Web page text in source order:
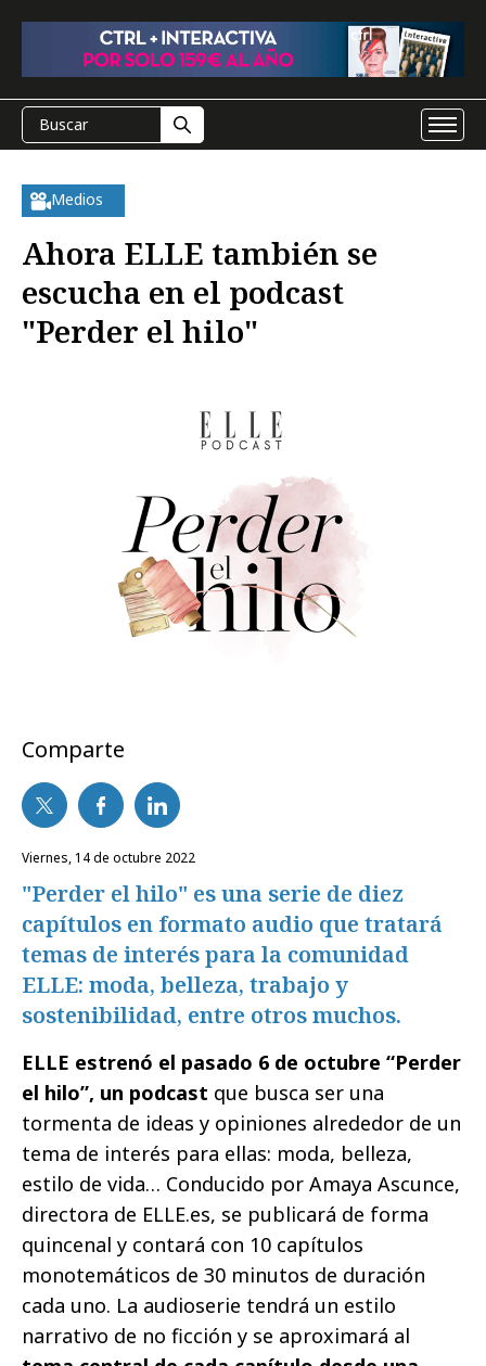
Medios
Ahora ELLE también se
escucha en el podcast
"Perder el hilo"
Comparte
viernes, 14 de octubre 2022
"Perder el hilo" es una serie de diez
capítulos en formato audio que tratará
temas de interés para la comunidad
ELLE: moda, belleza, trabajo y
sostenibilidad, entre otros muchos.
ELLE estrenó el pasado 6 de octubre “Perder
el hilo”, un podcast que busca ser una
tormenta de ideas y opiniones alrededor de un
tema de interés para ellas: moda, belleza,
estilo de vida… Conducido por Amaya Ascunce,
directora de ELLE.es, se publicará de forma
quincenal y contará con 10 capítulos
monotemáticos de 30 minutos de duración
cada uno. La audioserie tendrá un estilo
narrativo de no ficción y se aproximará al